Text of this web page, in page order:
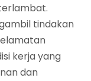
tindakan
kerja yang
dan